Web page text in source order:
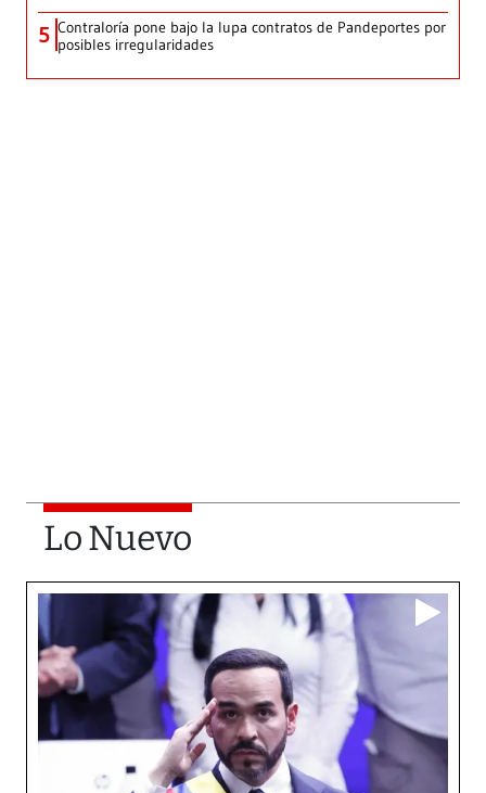
5 Contraloría pone bajo la lupa contratos de Pandeportes por
posibles irregularidades
Lo Nuevo